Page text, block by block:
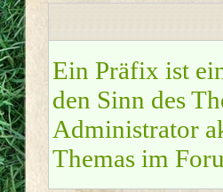
Ein Präfix ist
den Sinn des
Administrator
Themas im